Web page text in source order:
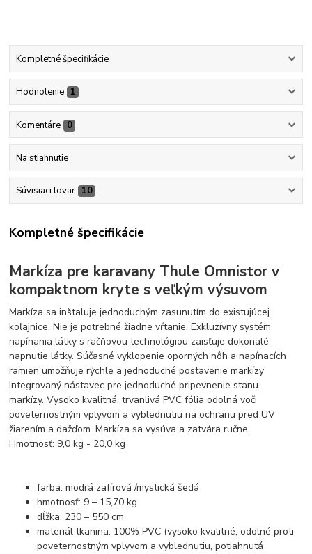
Kompletné špecifikácie
Hodnotenie 1
Komentáre 0
Na stiahnutie
Súvisiaci tovar 10
Kompletné špecifikácie
Markíza pre karavany Thule Omnistor v
kompaktnom kryte s veľkým výsuvom
Markíza sa inštaluje jednoduchým zasunutím do existujúcej
koľajnice. Nie je potrebné žiadne vŕtanie. Exkluzívny systém
napínania látky s račňovou technológiou zaisťuje dokonalé
napnutie látky. Súčasné vyklopenie oporných nôh a napínacích
ramien umožňuje rýchle a jednoduché postavenie markízy
Integrovaný nástavec pre jednoduché pripevnenie stanu
markízy. Vysoko kvalitná, trvanlivá PVC fólia odolná voči
poveternostným vplyvom a vyblednutiu na ochranu pred UV
žiarením a dažďom. Markíza sa vysúva a zatvára ručne.
Hmotnosť: 9,0 kg - 20,0 kg
farba: modrá zafírová /mystická šedá
hmotnosť: 9 – 15,70 kg
dĺžka: 230 – 550 cm
materiál tkanina: 100% PVC (vysoko kvalitné, odolné proti
poveternostným vplyvom a vyblednutiu, potiahnutá